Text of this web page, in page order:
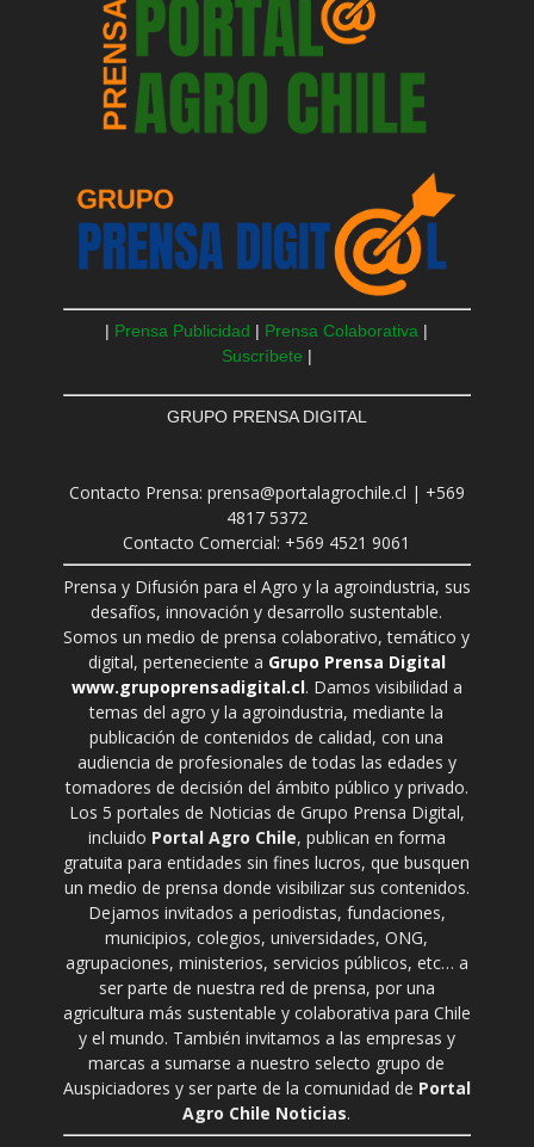
| Prensa Publicidad | Prensa Colaborativa |
Suscríbete |
GRUPO PRENSA DIGITAL
Contacto Prensa: prensa@portalagrochile.cl | +569
4817 5372
Contacto Comercial: +569 4521 9061
Prensa y Difusión para el Agro y la agroindustria, sus
desafíos, innovación y desarrollo sustentable.
Somos un medio de prensa colaborativo, temático y
digital, perteneciente a Grupo Prensa Digital
www.grupoprensadigital.cl. Damos visibilidad a
temas del agro y la agroindustria, mediante la
publicación de contenidos de calidad, con una
audiencia de profesionales de todas las edades y
tomadores de decisión del ámbito público y privado.
Los 5 portales de Noticias de Grupo Prensa Digital,
incluido Portal Agro Chile, publican en forma
gratuita para entidades sin fines lucros, que busquen
un medio de prensa donde visibilizar sus contenidos.
Dejamos invitados a periodistas, fundaciones,
municipios, colegios, universidades, ONG,
agrupaciones, ministerios, servicios públicos, etc… a
ser parte de nuestra red de prensa, por una
agricultura más sustentable y colaborativa para Chile
y el mundo. También invitamos a las empresas y
marcas a sumarse a nuestro selecto grupo de
Auspiciadores y ser parte de la comunidad de Portal
Agro Chile Noticias.